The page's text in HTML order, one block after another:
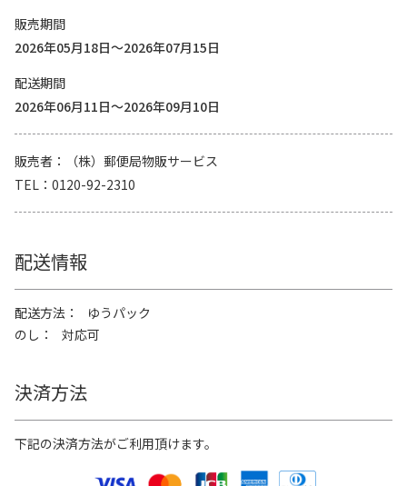
販売期間
2026年05月18日～2026年07月15日
配送期間
2026年06月11日～2026年09月10日
販売者
（株）郵便局物販サービス
TEL
0120-92-2310
配送情報
配送方法
ゆうパック
のし
対応可
決済方法
下記の決済方法がご利用頂けます。